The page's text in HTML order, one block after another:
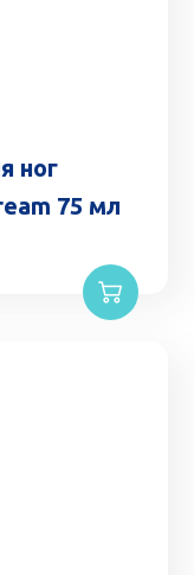
ног
75 мл